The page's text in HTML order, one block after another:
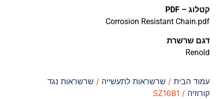
קטלוג – PDF
Corrosion Resistant Chain.pdf
דגם שרשרת
Renold
עמוד הבית / שרשראות לתעשייה / שרשראות נגד
קורוזיה / SZ16B1